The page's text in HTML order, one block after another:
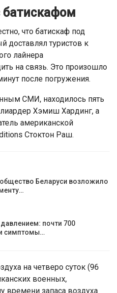
батискафом
что батискаф под
доставлял туристов к
лайнера
на связь. Это произошло
после погружения.
СМИ, находилось пять
Хэмиш Хардинг, а
американской
Стоктон Раш.
Беларуси возложило
почти 700
симптомы…
на четверо суток (96
военных,
времени запаса воздуха